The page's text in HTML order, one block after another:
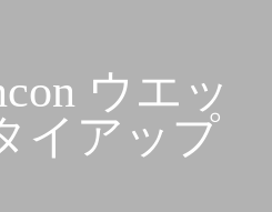
ウエッ
イアップ